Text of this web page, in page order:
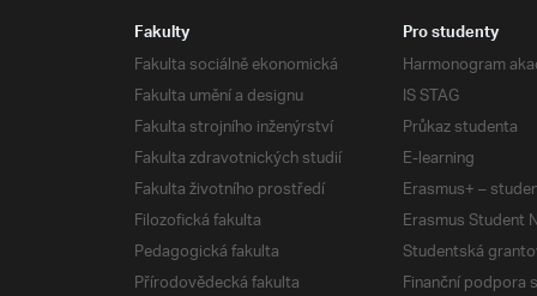
Fakulty
Fakulta sociálně ekonomická
Fakulta umění a designu
Fakulta strojního inženýrství
Fakulta zdravotnických studií
Fakulta životního prostředí
Filozofická fakulta
Pedagogická fakulta
Přírodovědecká fakulta
Pro studenty
Harmonogram
IS STAG
Průkaz studenta
E-learning
Erasmus+ –
Erasmus Student
Studentská
Finanční podpora